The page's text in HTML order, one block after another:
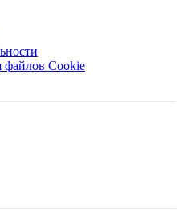
файлов Cookie